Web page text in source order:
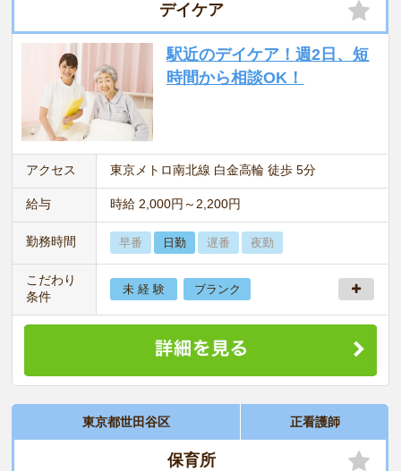
デイケア
駅近のデイケア！週2日、短
時間から相談OK！
アクセス 東京メトロ南北線 白金高輪 徒歩 5分
給与 時給 2,000円～2,200円
勤務時間 早番 日勤 遅番 夜勤
こだわり
条件
未 経 験 ブランク
東京都世田谷区 正看護師
保育所